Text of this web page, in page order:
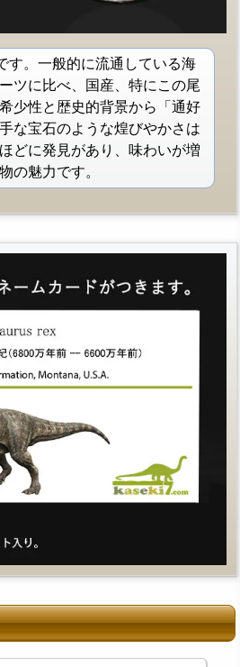
す。一般的に流通している海
ツに比べ、国産、特にこの尾
少性と歴史的背景から「通好
な宝石のような煌びやかさは
どに発見があり、味わいが増
の魅力です。